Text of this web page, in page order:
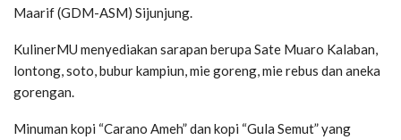
Maarif (GDM-ASM) Sijunjung.
KulinerMU menyediakan sarapan berupa Sate Muaro Kalaban,
lontong, soto, bubur kampiun, mie goreng, mie rebus dan aneka
gorengan.
Minuman kopi “Carano Ameh” dan kopi “Gula Semut” yang